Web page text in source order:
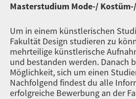
Masterstudium Mode-/
Um in einem künstlerischen
Fakultät Design studieren zu
mehrteilige künstlerische
und bestanden werden. Danach
Möglichkeit, sich um einen
Nachfolgend findest du alle
erfolgreiche Bewerbung an der